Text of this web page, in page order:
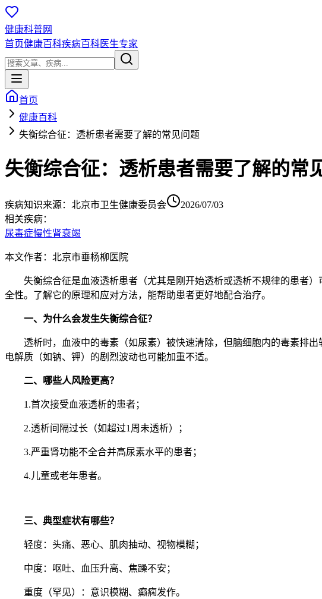
健康科普网
首页健康百科疾病百科医生专家
首页
健康百科
失衡综合征：透析患者需要了解的常见问题
失衡综合征：透析患者需要了解的常
疾病知识来源： 北京市卫生健康委员会
2026/07/03
相关疾病：
尿毒症慢性肾衰竭
本文作者：北京市垂杨柳医院
失衡综合征是血液透析患者（尤其是刚开始透析或透析不规律的患者
全性。了解它的原理和应对方法，能帮助患者更好地配合治疗。
一、为什么会发生失衡综合征？
透析时，血液中的毒素（如尿素）被快速清除，但脑细胞内的毒素排
电解质（如钠、钾）的剧烈波动也可能加重不适。
二、哪些人风险更高？
1.首次接受血液透析的患者；
2.透析间隔过长（如超过1周未透析）；
3.严重肾功能不全合并高尿素水平的患者；
4.儿童或老年患者。
三、典型症状有哪些？
轻度：头痛、恶心、肌肉抽动、视物模糊；
中度：呕吐、血压升高、焦躁不安；
重度（罕见）：意识模糊、癫痫发作。